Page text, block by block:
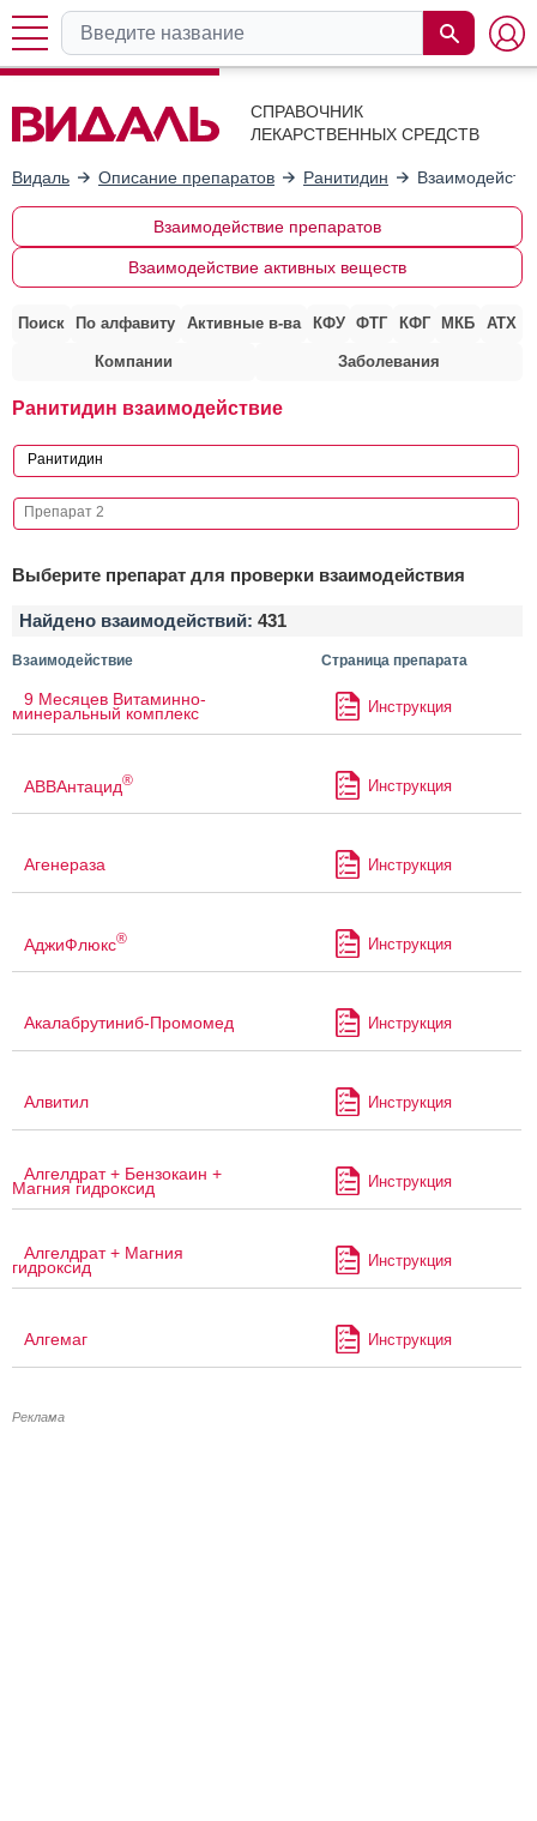
СПРАВОЧНИК
ЛЕКАРСТВЕННЫХ СРЕДСТВ
Видаль Описание препаратов Ранитидин
Взаимодействие препаратов
Взаимодействие активных веществ
Поиск По алфавиту Активные в-ва КФУ ФТГ КФГ МКБ АТХ
Компании Заболевания
Ранитидин взаимодействие
Выберите препарат для проверки взаимодействия
Найдено взаимодействий: 431
Взаимодействие Страница препарата
9 Месяцев Витаминно-
минеральный комплекс Инструкция
АВВАнтацид® Инструкция
Агенераза Инструкция
АджиФлюкс® Инструкция
Акалабрутиниб-Промомед Инструкция
Алвитил Инструкция
Алгелдрат + Бензокаин +
Магния гидроксид Инструкция
Алгелдрат + Магния
гидроксид Инструкция
Алгемаг Инструкция
Реклама